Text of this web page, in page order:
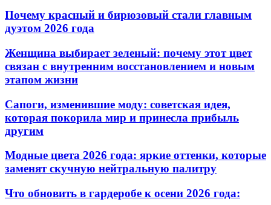
Почему красный и бирюзовый стали главным
дуэтом 2026 года
Женщина выбирает зеленый: почему этот цвет
связан с внутренним восстановлением и новым
этапом жизни
Сапоги, изменившие моду: советская идея,
которая покорила мир и принесла прибыль
другим
Модные цвета 2026 года: яркие оттенки, которые
заменят скучную нейтральную палитру
Что обновить в гардеробе к осени 2026 года: